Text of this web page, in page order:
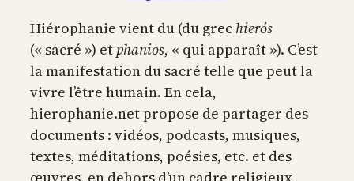
Hiérophanie vient du (du grec hierós
(« sacré ») et phanios, « qui apparaît »). C’est
la manifestation du sacré telle que peut la
vivre l’être humain. En cela,
hierophanie.net propose de partager des
documents : vidéos, podcasts, musiques,
textes, méditations, poésies, etc. et des